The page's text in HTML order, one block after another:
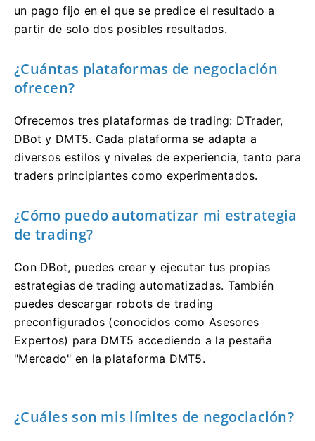
un pago fijo en el que se predice el resultado a
partir de solo dos posibles resultados.
¿Cuántas plataformas de negociación
ofrecen?
Ofrecemos tres plataformas de trading: DTrader,
DBot y DMT5. Cada plataforma se adapta a
diversos estilos y niveles de experiencia, tanto para
traders principiantes como experimentados.
¿Cómo puedo automatizar mi estrategia
de trading?
Con DBot, puedes crear y ejecutar tus propias
estrategias de trading automatizadas. También
puedes descargar robots de trading
preconfigurados (conocidos como Asesores
Expertos) para DMT5 accediendo a la pestaña
"Mercado" en la plataforma DMT5.
¿Cuáles son mis límites de negociación?